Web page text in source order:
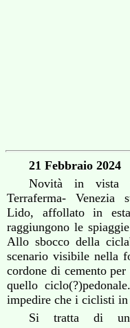
21 Febbraio 2024
Novità in vista
Terraferma- Venezia
Lido, affollato in
raggiungono le
Allo sbocco della
scenario visibile nella
cordone di cemento
quello
impedire che i ciclisti in
Si tratta di un